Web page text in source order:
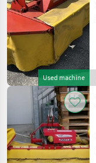
KM
310
FZ
SM
270
310
FP-
KC
SM
911
TL
Used machine